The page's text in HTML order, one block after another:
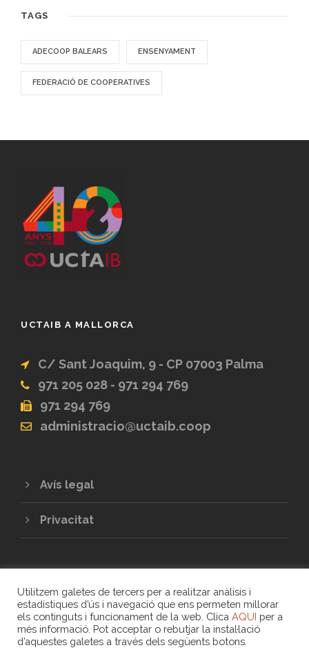
TAGS
ADECOOP BALEARS ENSENYAMENT
FEDERACIÓ DE COOPERATIVES
UCTAIB A MALLORCA
C/ Sant Joaquim, 9 - CP 07003 Palma
971 205 028 - 971 294 769
971 294 769
administracio@uctaib.coop
Avís legal
Privacitat
COPYRIGHT 2020 - UNIÓ DE COOPERATIVES
Utilitzem galetes de tercers per a realitzar anàlisis i
estadístiques d’ús i navegació que ens permeten millorar
els continguts i funcionament de la web. Clica AQUI per a
més informació. Pot acceptar o rebutjar la instal·lació
d’aquestes galetes a través dels següents botons.